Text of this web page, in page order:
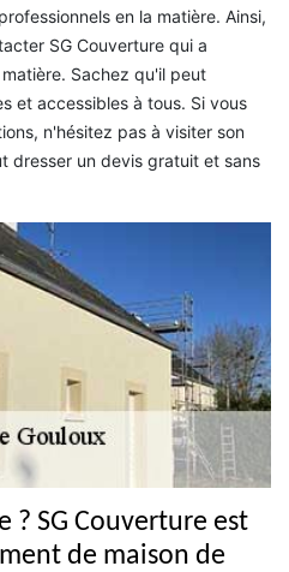
en la matière. Ainsi,
SG Couverture qui a
Sachez qu'il peut
et accessibles à tous. Si vous
n'hésitez pas à visiter son
dresser un devis gratuit et sans
? SG Couverture est
de maison de